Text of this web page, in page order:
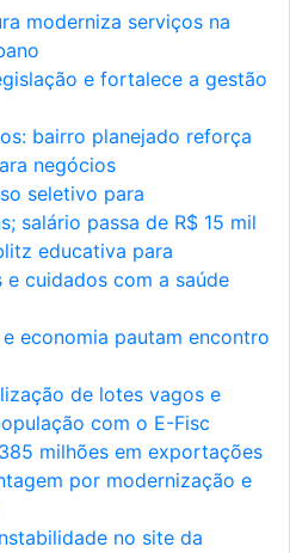
moderniza serviços na
e fortalece a gestão
bairro planejado reforça
negócios
seletivo para
salário passa de R$ 15 mil
educativa para
e cuidados com a saúde
economia pautam encontro
de lotes vagos e
com o E-Fisc
milhões em exportações
por modernização e
no site da